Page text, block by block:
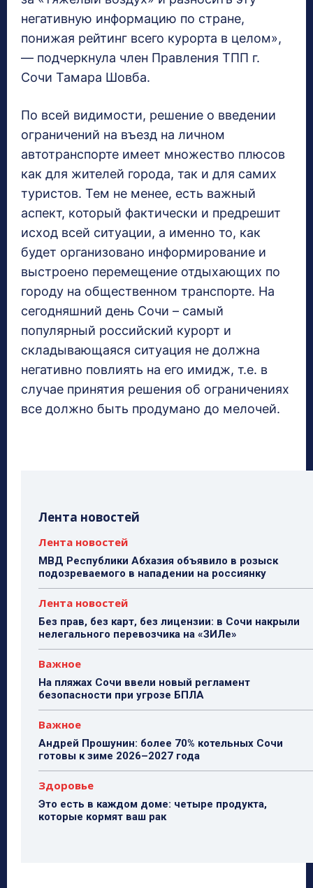
негативную информацию по стране,
понижая рейтинг всего курорта в целом»,
— подчеркнула член Правления ТПП г.
Сочи Тамара Шовба.
По всей видимости, решение о введении
ограничений на въезд на личном
автотранспорте имеет множество плюсов
как для жителей города, так и для самих
туристов. Тем не менее, есть важный
аспект, который фактически и предрешит
исход всей ситуации, а именно то, как
будет организовано информирование и
выстроено перемещение отдыхающих по
городу на общественном транспорте. На
сегодняшний день Сочи – самый
популярный российский курорт и
складывающаяся ситуация не должна
негативно повлиять на его имидж, т.е. в
случае принятия решения об ограничениях
все должно быть продумано до мелочей.
Лента новостей
Лента новостей
МВД Республики Абхазия объявило в розыск
подозреваемого в нападении на россиянку
Лента новостей
Без прав, без карт, без лицензии: в Сочи накрыли
нелегального перевозчика на «ЗИЛе»
Важное
На пляжах Сочи ввели новый регламент
безопасности при угрозе БПЛА
Важное
Андрей Прошунин: более 70% котельных Сочи
готовы к зиме 2026–2027 года
Здоровье
Это есть в каждом доме: четыре продукта,
которые кормят ваш рак